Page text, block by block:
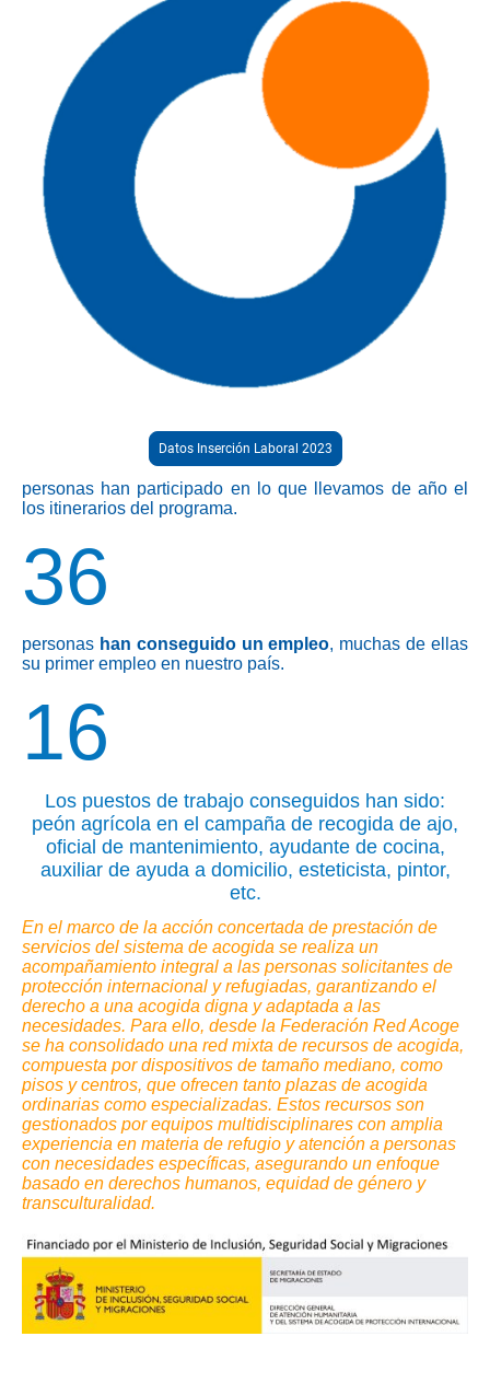
Datos Inserción Laboral 2023
personas han participado en lo que llevamos de año el
los itinerarios del programa.
36
personas han conseguido un empleo, muchas de ellas
su primer empleo en nuestro país.
16
Los puestos de trabajo conseguidos han sido:
peón agrícola en el campaña de recogida de ajo,
oficial de mantenimiento, ayudante de cocina,
auxiliar de ayuda a domicilio, esteticista, pintor,
etc.
En el marco de la acción concertada de prestación de
servicios del sistema de acogida se realiza un
acompañamiento integral a las personas solicitantes de
protección internacional y refugiadas, garantizando el
derecho a una acogida digna y adaptada a las
necesidades. Para ello, desde la Federación Red Acoge
se ha consolidado una red mixta de recursos de acogida,
compuesta por dispositivos de tamaño mediano, como
pisos y centros, que ofrecen tanto plazas de acogida
ordinarias como especializadas. Estos recursos son
gestionados por equipos multidisciplinares con amplia
experiencia en materia de refugio y atención a personas
con necesidades específicas, asegurando un enfoque
basado en derechos humanos, equidad de género y
transculturalidad.